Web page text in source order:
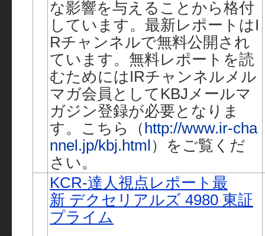
な影響を与えることから格付
しています。最新レポートはI
Rチャンネルで無料公開され
ています。無料レポートを読
むためにはIRチャンネルメル
マガ会員としてKBJメールマ
ガジン登録が必要となりま
す。こちら（http://www.ir-cha
nnel.jp/kbj.html ）をご覧くだ
さい。
KCR-達人視点レポート最
新 デクセリアルズ 4980 東証
プライム